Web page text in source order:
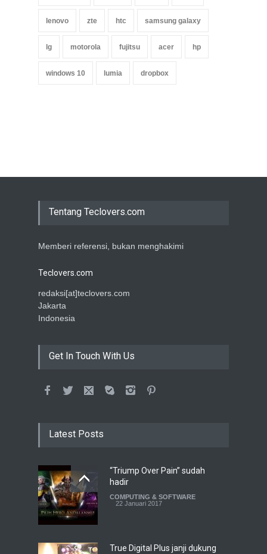
lenovo zte htc samsung galaxy
lg motorola fujitsu acer hp
windows 10 lumia dropbox
Tentang Teclovers.com
Memberi referensi, bukan menghakimi
Teclovers.com
redaksi[at]teclovers.com
Jakarta
Indonesia
Get In Touch With Us
Latest Posts
“Triump Over Pain” sudah
hadir
COMPUTING & SOFTWARE
22 Januari 2017
True Digital Plus janji dukung